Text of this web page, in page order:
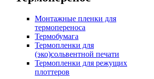
Монтажные пленки для
термопереноса
Термобумага
Термопленки для
(эко)сольвентной печати
Термопленки для режущих
плоттеров